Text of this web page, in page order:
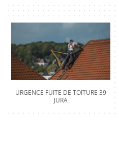
URGENCE FUITE DE TOITURE 39
JURA